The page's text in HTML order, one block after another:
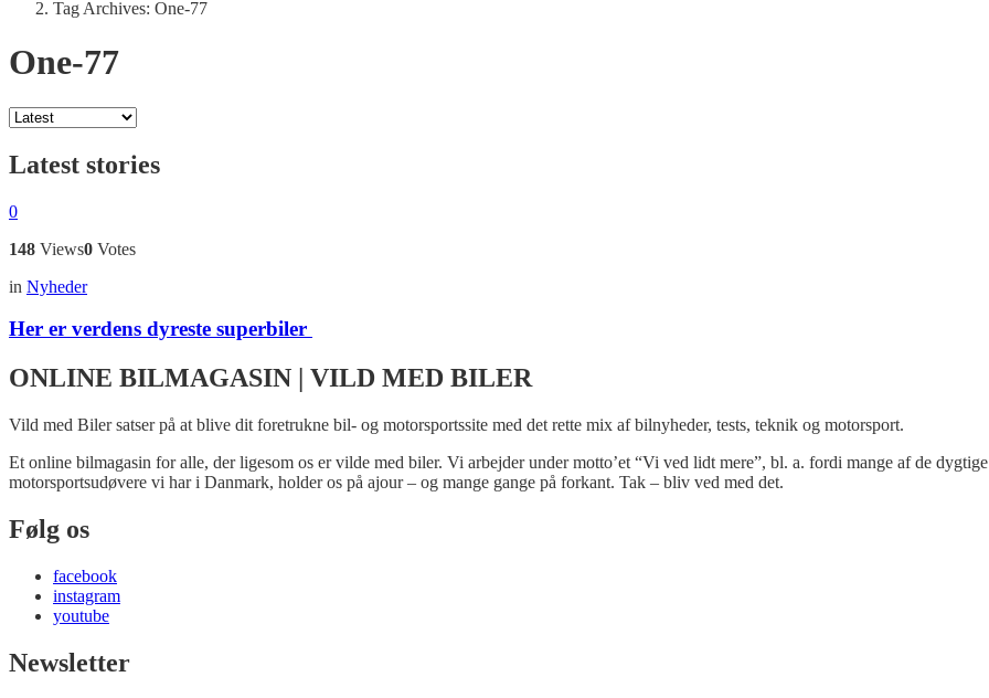
Tag Archives: One-77
One-77
Latest stories
0
148 Views0 Votes
in Nyheder
Her er verdens dyreste superbiler
ONLINE BILMAGASIN | VILD MED BILER
Vild med Biler satser på at blive dit foretrukne bil- og motorsportssite med det rette mix af bilnyheder, tests, teknik og motorsport.
Et online bilmagasin for alle, der ligesom os er vilde med biler. Vi arbejder under motto’et “Vi ved lidt mere”, bl. a. fordi mange af de dygtige
motorsportsudøvere vi har i Danmark, holder os på ajour – og mange gange på forkant. Tak – bliv ved med det.
Følg os
facebook
instagram
youtube
Newsletter